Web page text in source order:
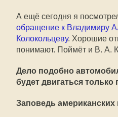
А ещё сегодня я
обращение к Владимиру
Колокольцеву. Хорошие
понимают. Поймёт и В. А.
Дело подобно
будет двигаться только
Заповедь